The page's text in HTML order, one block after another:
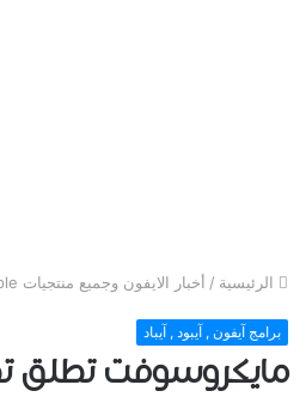
الرئيسية / أخبار الايفون وجميع منتجيات Apple
برامج آيفون , آيبود , آيباد